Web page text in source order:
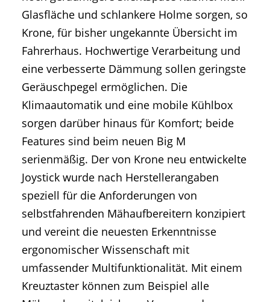
Glasfläche und schlankere Holme sorgen, so
Krone, für bisher ungekannte Übersicht im
Fahrerhaus. Hochwertige Verarbeitung und
eine verbesserte Dämmung sollen geringste
Geräuschpegel ermöglichen. Die
Klimaautomatik und eine mobile Kühlbox
sorgen darüber hinaus für Komfort; beide
Features sind beim neuen Big M
serienmäßig. Der von Krone neu entwickelte
Joystick wurde nach Herstellerangaben
speziell für die Anforderungen von
selbstfahrenden Mähaufbereitern konzipiert
und vereint die neuesten Erkenntnisse
ergonomischer Wissenschaft mit
umfassender Multifunktionalität. Mit einem
Kreuztaster können zum Beispiel alle